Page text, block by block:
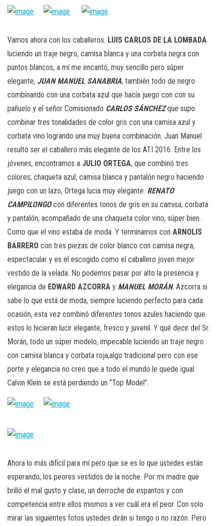
Vamos ahora con los caballeros. LUIS CARLOS DE LA LOMBADA
luciendo un traje negro, camisa blanca y una corbata negra con
puntos blancos, a mí me encantó, muy sencillo pero súper
elegante, JUAN MANUEL SANABRIA, también todo de negro
combinando con una corbata azul que hacía juego con con su
pañuelo y el señor Comisionado CARLOS SÁNCHEZque supo
combinar tres tonalidades de color gris con una camisa azul y
corbata vino logrando una muy buena combinación. Juan Manuel
resultó ser el caballero más elegante de los ATI 2016. Entre los
jóvenes, encontramos a JULIO ORTEGA, que combinó tres
colores; chaqueta azul, camisa blanca y pantalón negro haciendo
juego con un lazo, Ortega lucia muy elegante. RENATO
CAMPILONGOcon diferentes tonos de gris en su camisa, corbata
y pantalón, acompañado de una chaqueta color vino, súper bien.
Como que el vino estaba de moda. Y terminamos con ARNOLIS
BARRERO con tres piezas de color blanco con camisa negra,
espectacular y es el escogido como el caballero joven mejor
vestido de la velada. No podemos pasar por alto la presencia y
elegancia de EDWARD AZCORRA y MANUEL MORÁN. Azcorra si
sabe lo que está de moda, siempre luciendo perfecto para cada
ocasión, esta vez combinó diferentes tonos azules haciendo que
estos lo hicieran lucir elegante, fresco y juvenil. Y qué decir del Sr.
Morán, todo un súper modelo, impecable luciendo un traje negro
con camisa blanca y corbata roja,algo tradicional pero con ese
porte y elegancia no creo que a todo el mundo le quede igual.
Calvin Klein se está perdiendo un “Top Model”.
Ahora lo más difícil para mí pero que se es lo que ustedes están
esperando; los peores vestidos de la noche. Por mi madre que
brilló el mal gusto y clase, un derroche de espantos y con
competencia entre ellos mismos a ver cuál era el peor. Con solo
mirar las siguientes fotos ustedes dirán si tengo o no razón. Pero